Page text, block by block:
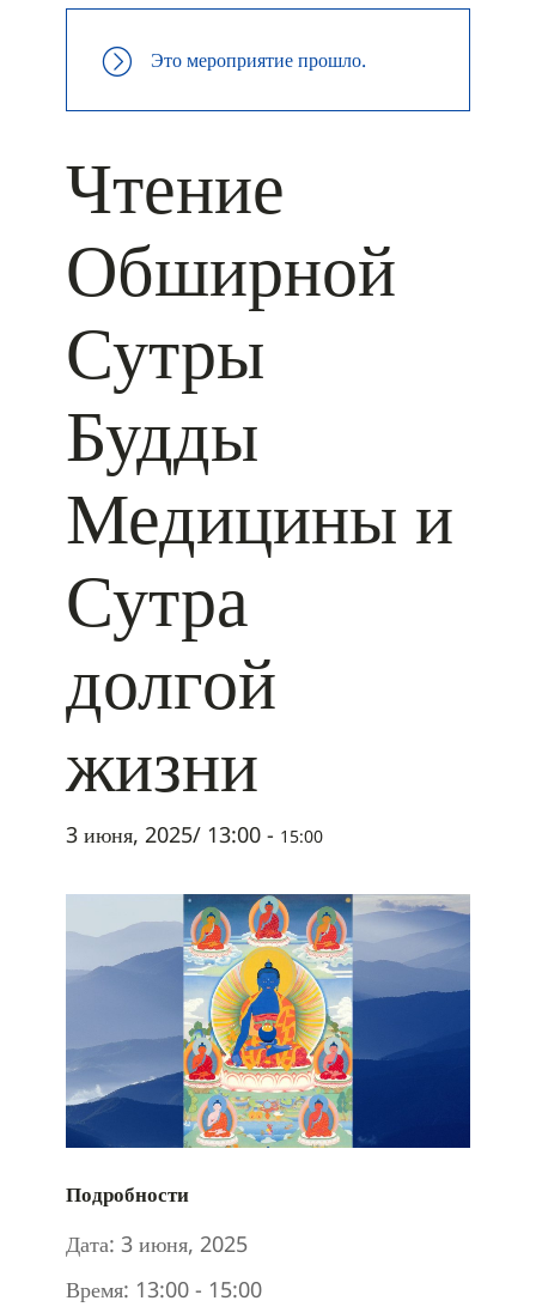
Это мероприятие прошло.
Чтение
Обширной
Сутры
Будды
Медицины и
Сутра
долгой
жизни
3 июня, 2025/ 13:00 - 15:00
Подробности
Дата: 3 июня, 2025
Время: 13:00 - 15:00